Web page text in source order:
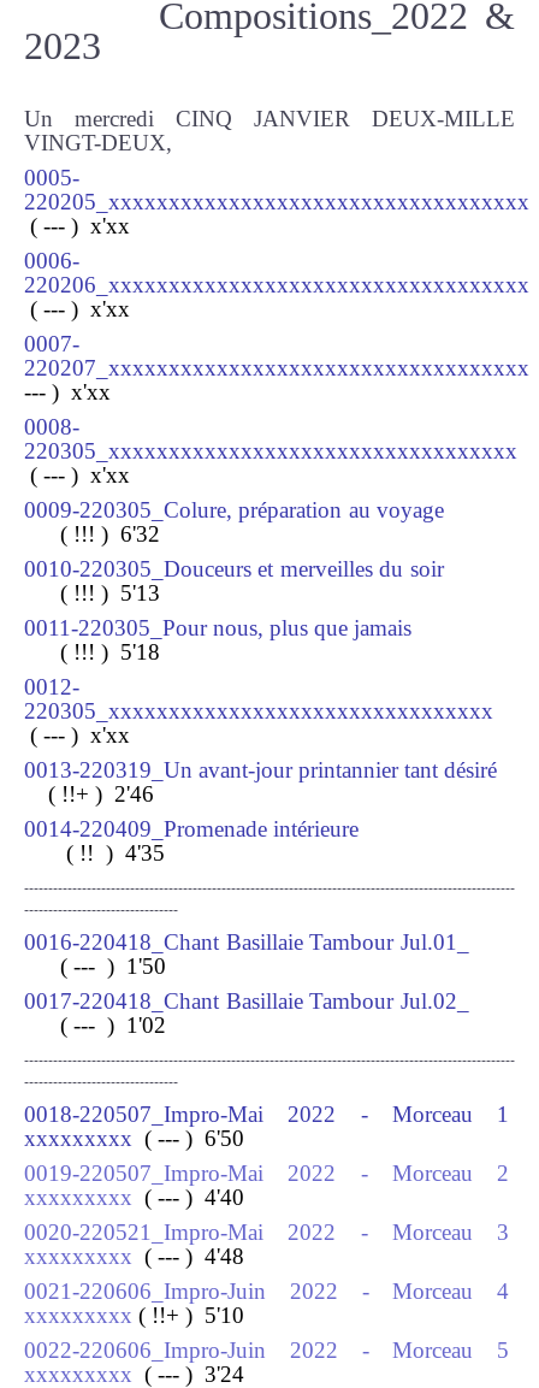
Compositions_2022 &
2023
Un mercredi CINQ JANVIER DEUX-MILLE
VINGT-DEUX,
0005-
220205_xxxxxxxxxxxxxxxxxxxxxxxxxxxxxxxxxxx
( --- ) x'xx
0006-
220206_xxxxxxxxxxxxxxxxxxxxxxxxxxxxxxxxxxx
( --- ) x'xx
0007-
220207_xxxxxxxxxxxxxxxxxxxxxxxxxxxxxxxxxxx
--- ) x'xx
0008-
220305_xxxxxxxxxxxxxxxxxxxxxxxxxxxxxxxxxx
( --- ) x'xx
0009-220305_Colure, préparation au voyage
( !!! ) 6'32
0010-220305_Douceurs et merveilles du soir
( !!! ) 5'13
0011-220305_Pour nous, plus que jamais
( !!! ) 5'18
0012-
220305_xxxxxxxxxxxxxxxxxxxxxxxxxxxxxxxx
( --- ) x'xx
0013-220319_Un avant-jour printannier tant désiré
( !!+ ) 2'46
0014-220409_Promenade intérieure
( !! ) 4'35
------------------------------------------------------------------------------------------------------
--------------------------------
0016-220418_Chant Basillaie Tambour Jul.01_
( --- ) 1'50
0017-220418_Chant Basillaie Tambour Jul.02_
( --- ) 1'02
------------------------------------------------------------------------------------------------------
--------------------------------
0018-220507_Impro-Mai 2022 - Morceau 1
xxxxxxxxx ( --- ) 6'50
0019-220507_Impro-Mai 2022 - Morceau 2
xxxxxxxxx ( --- ) 4'40
0020-220521_Impro-Mai 2022 - Morceau 3
xxxxxxxxx ( --- ) 4'48
0021-220606_Impro-Juin 2022 - Morceau 4
xxxxxxxxx ( !!+ ) 5'10
0022-220606_Impro-Juin 2022 - Morceau 5
xxxxxxxxx ( --- ) 3'24